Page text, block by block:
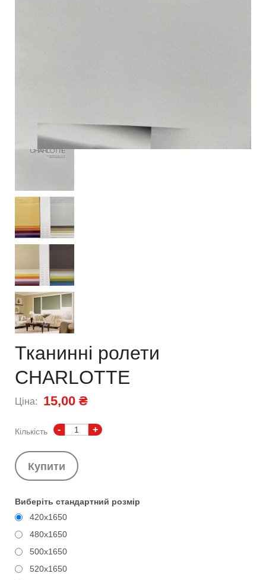
Тканинні ролети
CHARLOTTE
Ціна: 15,00 ₴
Кількість - +
Купити
Виберіть стандартний розмір
420x1650
480x1650
500x1650
520x1650